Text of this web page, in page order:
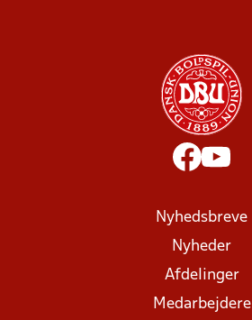
Nyhedsbreve
Nyheder
Afdelinger
Medarbejdere